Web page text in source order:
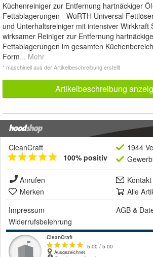
Küchenreiniger zur Entfernung hartnäckiger
Fettablagerungen - WüRTH Universal
und Unterhaltsreiniger mit intensiver Wirkkraft
wirksamer Reiniger zur Entfernung
Fettablagerungen im gesamten
Form... Mehr
* maschinell aus der Artikelbeschreibung erstellt
Artikelbeschreibung
CleanCraft
100% positiv
1944
Anrufen
Kontakt
Merken
Alle
Impressum
AGB &
Widerrufsbelehrung